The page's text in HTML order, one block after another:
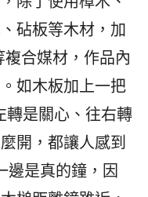
砧板等木材，加
複合媒材，作品內
如木板加上一把
轉是關心、往右轉
開，都讓人感到
邊是真的鐘，因